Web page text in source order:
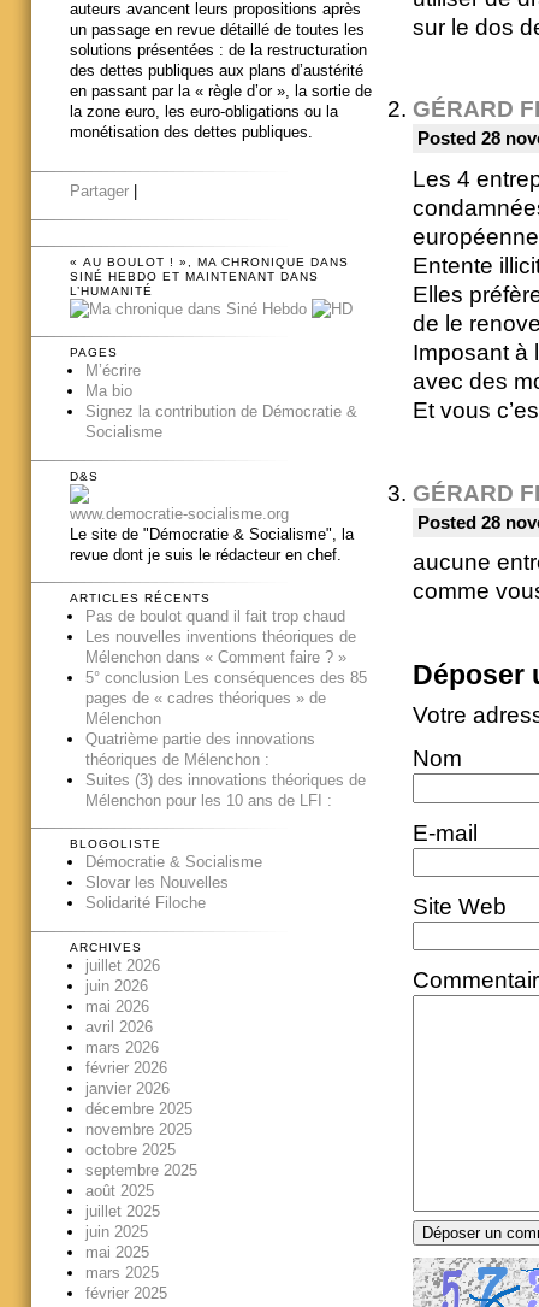
sur le dos
GÉRARD
Posted 28
Les 4
Entente
Elles
de le
Imposant à
avec des
Et vous
GÉRARD
Posted 28
aucune
comme
Déposer
Votre
Nom
E-mail
Site Web
auteurs avancent leurs propositions après
un passage en revue détaillé de toutes les
solutions présentées : de la restructuration
des dettes publiques aux plans d’austérité
en passant par la « règle d’or », la sortie de
la zone euro, les euro-obligations ou la
monétisation des dettes publiques.
Partager
« AU BOULOT ! », MA CHRONIQUE DANS
SINÉ HEBDO ET MAINTENANT DANS
L’HUMANITÉ
PAGES
M’écrire
Ma bio
Signez la contribution de Démocratie &
Socialisme
D&S
www.democratie-socialisme.org
Le site de "Démocratie & Socialisme", la
revue dont je suis le rédacteur en chef.
ARTICLES RÉCENTS
Pas de boulot quand il fait trop chaud
Les nouvelles inventions théoriques de
Mélenchon dans « Comment faire ? »
5° conclusion Les conséquences des 85
pages de « cadres théoriques » de
Mélenchon
Quatrième partie des innovations
théoriques de Mélenchon :
Suites (3) des innovations théoriques de
Mélenchon pour les 10 ans de LFI :
BLOGOLISTE
Démocratie & Socialisme
Slovar les Nouvelles
Solidarité Filoche
ARCHIVES
juillet 2026
juin 2026
mai 2026
avril 2026
mars 2026
février 2026
janvier 2026
décembre 2025
novembre 2025
octobre 2025
septembre 2025
août 2025
juillet 2025
juin 2025
mai 2025
mars 2025
février 2025